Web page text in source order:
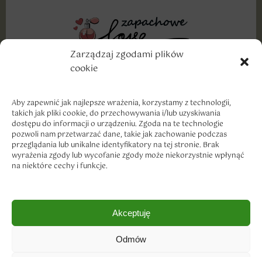
Zarządzaj zgodami plików
cookie
Aby zapewnić jak najlepsze wrażenia, korzystamy z technologii,
takich jak pliki cookie, do przechowywania i/lub uzyskiwania
dostępu do informacji o urządzeniu. Zgoda na te technologie
pozwoli nam przetwarzać dane, takie jak zachowanie podczas
przeglądania lub unikalne identyfikatory na tej stronie. Brak
wyrażenia zgody lub wycofanie zgody może niekorzystnie wpłynąć
na niektóre cechy i funkcje.
Akceptuję
Odmów
szacunkiem.
Dostawa i płatność
Zwroty i reklamacje
Polityka prywatności
Regulamin sklepu